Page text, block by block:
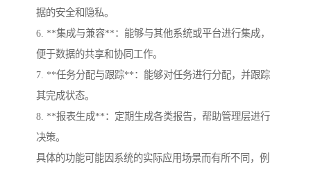
据的安全和隐私。
6. **集成与兼容**：能够与其他系统或平台进行集成，
便于数据的共享和协同工作。
7. **任务分配与跟踪**：能够对任务进行分配，并跟踪
其完成状态。
8. **报表生成**：定期生成各类报告，帮助管理层进行
决策。
具体的功能可能因系统的实际应用场景而有所不同，例